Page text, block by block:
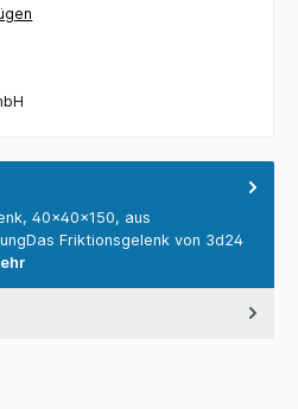
40x40x150, aus
Friktionsgelenk von 3d24